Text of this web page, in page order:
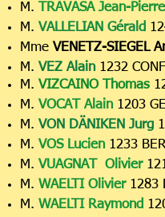
M.
TRAVASA Jean-Pierre
M. VALLELIAN Gérald
Mme VENETZ-SIEGEL
M. VEZ Alain1232
M. VIZCAINO Thomas
M. VOCAT Alain 1203
M. VON DÄNIKEN Jurg
M. VOS Lucien1233
M. VUAGNAT Olivier
M. WAELTI Olivier1283
M. WAELTI Raymond